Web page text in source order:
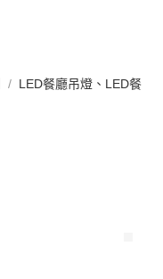
LED餐廳吊燈、LED餐